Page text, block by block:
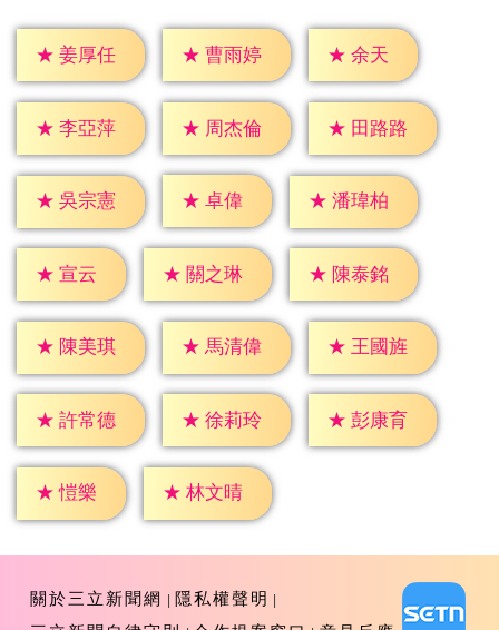
★ 姜厚任 ★ 曹雨婷 ★ 余天
★ 李亞萍 ★ 周杰倫 ★ 田路路
★ 吳宗憲 ★ 卓偉 ★ 潘瑋柏
★ 宣云 ★ 關之琳 ★ 陳泰銘
★ 陳美琪 ★ 馬清偉 ★ 王國旌
★ 許常德 ★ 徐莉玲 ★ 彭康育
★ 愷樂 ★ 林文晴
關於三立新聞網
隱私權聲明